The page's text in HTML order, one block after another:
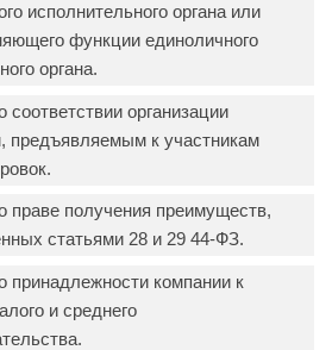
исполнительного органа или
функции единоличного
органа.
соответствии организации
предъявляемым к участникам
праве получения преимуществ,
статьями 28 и 29 44-ФЗ.
принадлежности компании к
и среднего